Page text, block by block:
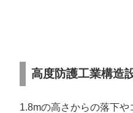
高度防護工業構造
1.8mの高さからの落下